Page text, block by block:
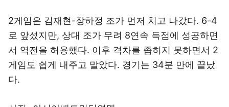
2게임은 김재현-장하정 조가 먼저 치고 나갔다. 6-4
로 앞섰지만, 상대 조가 무려 8연속 득점에 성공하면
서 역전을 허용했다. 이후 격차를 좁히지 못하면서 2
게임도 쉽게 내주고 말았다. 경기는 34분 만에 끝났
다.